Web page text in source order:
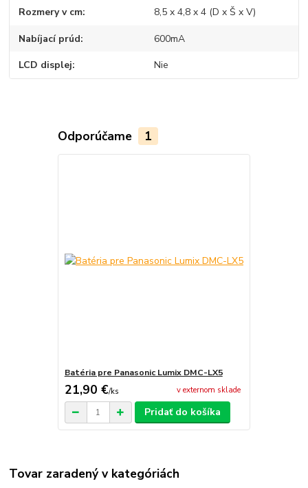
Rozmery v cm 8,5 x 4,8 x 4 (D x Š x V)
Nabíjací prúd 600mA
LCD displej Nie
Odporúčame 1
Batéria pre Panasonic Lumix DMC-LX5
21,90 €/ks v externom sklade
Pridať do košíka
Tovar zaradený v kategóriách